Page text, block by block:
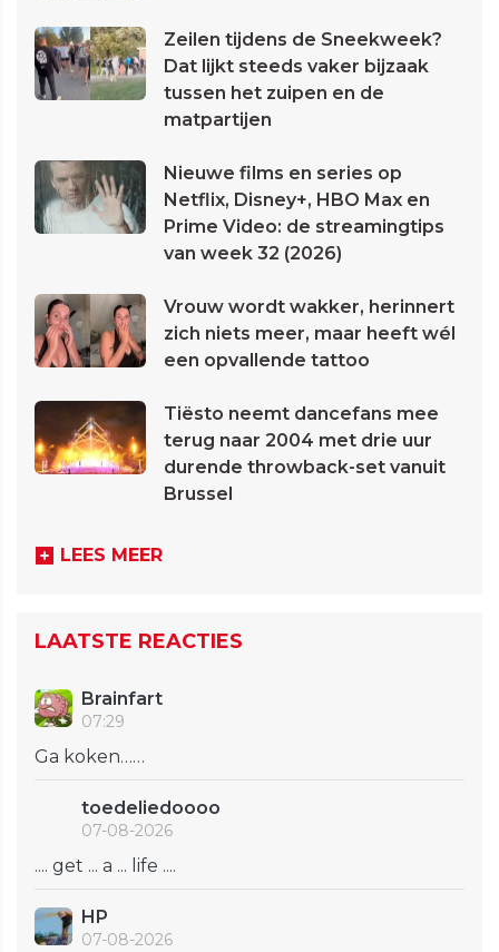
Zeilen tijdens de Sneekweek?
Dat lijkt steeds vaker bijzaak
tussen het zuipen en de
matpartijen
Nieuwe films en series op
Netflix, Disney+, HBO Max en
Prime Video: de streamingtips
van week 32 (2026)
Vrouw wordt wakker, herinnert
zich niets meer, maar heeft wél
een opvallende tattoo
Tiësto neemt dancefans mee
terug naar 2004 met drie uur
durende throwback-set vanuit
Brussel
LEES MEER
LAATSTE REACTIES
Brainfart
07:29
Ga koken……
toedeliedoooo
07-08-2026
.... get ... a ... life ....
HP
07-08-2026